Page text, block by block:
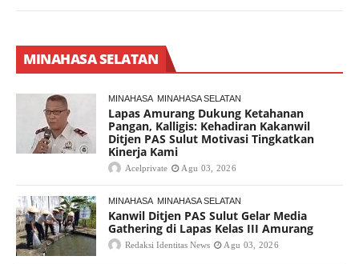
MINAHASA SELATAN
MINAHASA MINAHASA SELATAN
Lapas Amurang Dukung Ketahanan
Pangan, Kalligis: Kehadiran Kakanwil
Ditjen PAS Sulut Motivasi Tingkatkan
Kinerja Kami
Acelprivate Agu 03, 2026
MINAHASA MINAHASA SELATAN
Kanwil Ditjen PAS Sulut Gelar Media
Gathering di Lapas Kelas III Amurang
Redaksi Identitas News Agu 03, 2026